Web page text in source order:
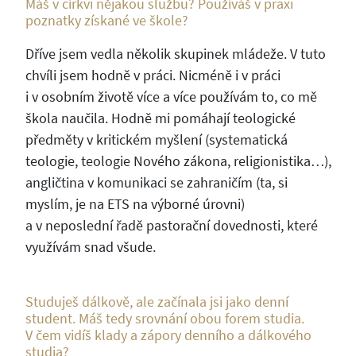
poznatky získané ve škole?
Dříve jsem vedla několik skupinek mládeže. V tuto
chvíli jsem hodně v práci. Nicméně i v práci
i v osobním životě více a více používám to, co mě
škola naučila. Hodně mi pomáhají teologické
předměty v kritickém myšlení (systematická
teologie, teologie Nového zákona, religionistika…),
angličtina v komunikaci se zahraničím (ta, si
myslím, je na ETS na výborné úrovni)
a v neposlední řadě pastorační dovednosti, které
využívám snad všude.
Studuješ dálkově, ale začínala jsi jako denní
student. Máš tedy srovnání obou forem studia.
V čem vidíš klady a zápory denního a dálkového
studia?